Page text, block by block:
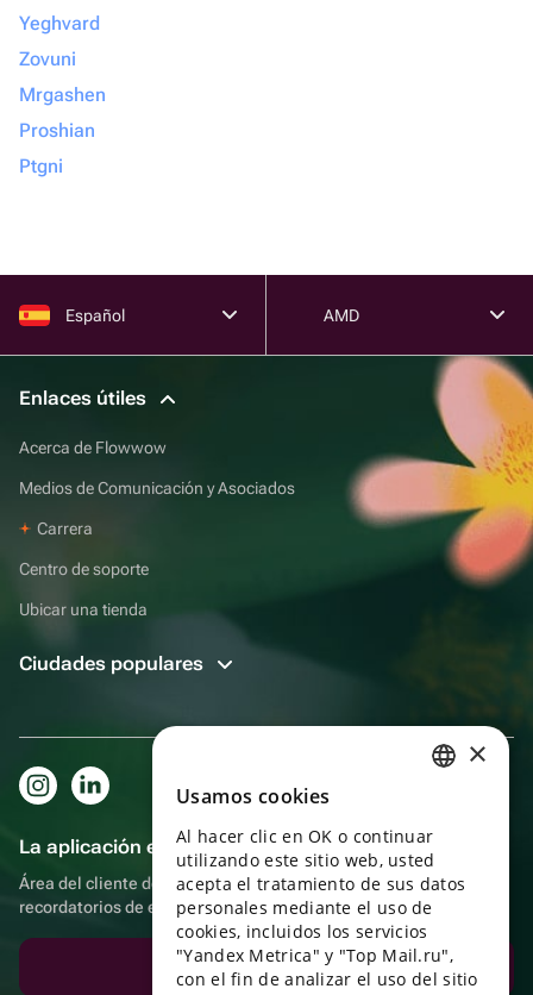
Yeghvard
Zovuni
Mrgashen
Proshian
Ptgni
Español AMD
Enlaces útiles
Acerca de Flowwow
Medios de Comunicación y Asociados
Carrera
Centro de soporte
Ubicar una tienda
Ciudades populares
La aplicación es aún más práctica.
Área del cliente del destinatario, más bonos por compras y
recordatorios de eventos
Descargar la aplicación
ENGLISH
UKRAINIAN
PORTUGUESE
SPANISH
×
Usamos cookies
Al hacer clic en OK o continuar
utilizando este sitio web, usted
acepta el tratamiento de sus datos
personales mediante el uso de
cookies, incluidos los servicios
"Yandex Metrica" y "Top Mail.ru",
con el fin de analizar el uso del sitio